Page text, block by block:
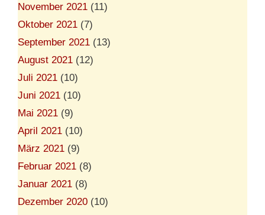
November 2021 (11)
Oktober 2021 (7)
September 2021 (13)
August 2021 (12)
Juli 2021 (10)
Juni 2021 (10)
Mai 2021 (9)
April 2021 (10)
März 2021 (9)
Februar 2021 (8)
Januar 2021 (8)
Dezember 2020 (10)